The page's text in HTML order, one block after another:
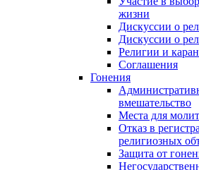
жизни
Дискуссии о
Дискуссии о
Религии и
Соглашения
Гонения
вмешательство
Места для
Отказ в
религиозных
Защита от